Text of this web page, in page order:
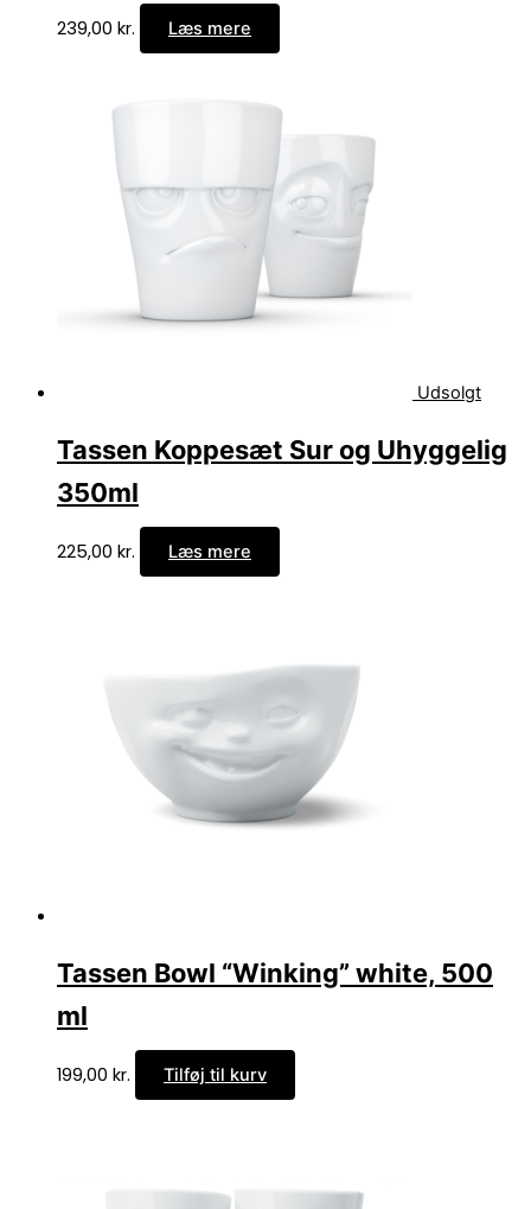
239,00 kr. Læs mere
Udsolgt
Tassen Koppesæt Sur og Uhyggelig
350ml
225,00 kr. Læs mere
Tassen Bowl “Winking” white, 500
ml
199,00 kr. Tilføj til kurv